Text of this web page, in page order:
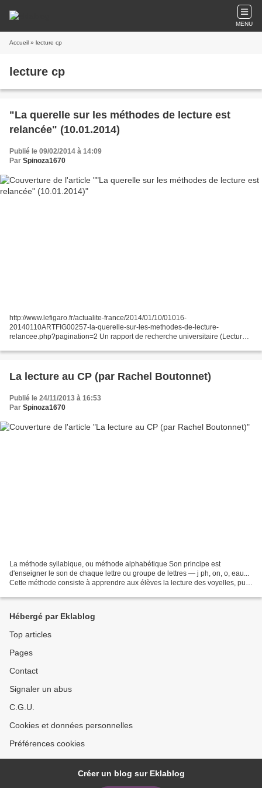
MENU
Accueil » lecture cp
lecture cp
"La querelle sur les méthodes de lecture est
relancée" (10.01.2014)
Publié le 09/02/2014 à 14:09
Par Spinoza1670
http://www.lefigaro.fr/actualite-france/2014/01/10/01016-
20140110ARTFIG00257-la-querelle-sur-les-methodes-de-lecture-
relancee.php?pagination=2 Un rapport de recherche universitaire (Lecture
La lecture au CP (par Rachel Boutonnet)
Publié le 24/11/2013 à 16:53
Par Spinoza1670
La méthode syllabique, ou méthode alphabétique Son principe est
d'enseigner le son de chaque lettre ou groupe de lettres — j ph, on, o, eau...
Cette méthode consiste à apprendre aux élèves la lecture des voyelles, puis
Hébergé par Eklablog
Top articles
Pages
Contact
Signaler un abus
C.G.U.
Cookies et données personnelles
Préférences cookies
Créer un blog sur Eklablog